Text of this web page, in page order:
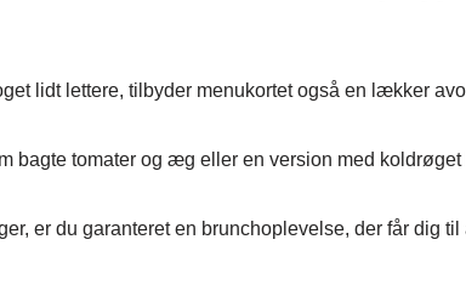
lidt lettere, tilbyder menukortet også en lækker
bagte tomater og æg eller en version med koldrøget
er du garanteret en brunchoplevelse, der får dig til